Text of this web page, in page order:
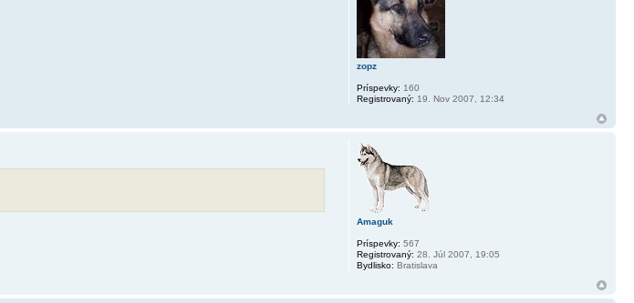
zopz
Príspevky: 160
Registrovaný: 19. Nov 2007, 12:34
Amaguk
Príspevky: 567
Registrovaný: 28. Júl 2007, 19:05
Bydlisko: Bratislava